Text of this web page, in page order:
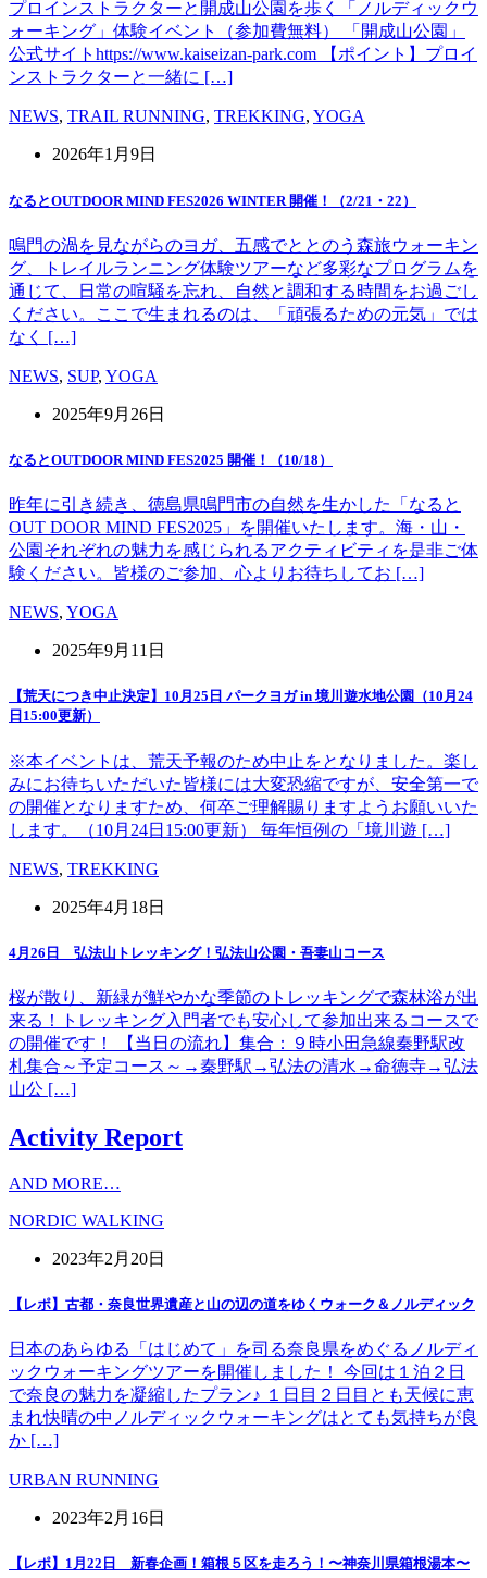
プロインストラクターと開成山公園を歩く「ノルディックウ
ォーキング」体験イベント（参加費無料） 「開成山公園」
公式サイトhttps://www.kaiseizan-park.com 【ポイント】プロイ
ンストラクターと一緒に […]
NEWS, TRAIL RUNNING, TREKKING, YOGA
2026年1月9日
なるとOUTDOOR MIND FES2026 WINTER 開催！（2/21・22）
鳴門の渦を見ながらのヨガ、五感でととのう森旅ウォーキン
グ、トレイルランニング体験ツアーなど多彩なプログラムを
通じて、日常の喧騒を忘れ、自然と調和する時間をお過ごし
ください。ここで生まれるのは、「頑張るための元気」では
なく […]
NEWS, SUP, YOGA
2025年9月26日
なるとOUTDOOR MIND FES2025 開催！（10/18）
昨年に引き続き、徳島県鳴門市の自然を生かした「なると
OUT DOOR MIND FES2025」を開催いたします。海・山・
公園それぞれの魅力を感じられるアクティビティを是非ご体
験ください。皆様のご参加、心よりお待ちしてお […]
NEWS, YOGA
2025年9月11日
【荒天につき中止決定】10月25日 パークヨガ in 境川遊水地公園（10月24
日15:00更新）
※本イベントは、荒天予報のため中止をとなりました。楽し
みにお待ちいただいた皆様には大変恐縮ですが、安全第一で
の開催となりますため、何卒ご理解賜りますようお願いいた
します。（10月24日15:00更新） 毎年恒例の「境川遊 […]
NEWS, TREKKING
2025年4月18日
4月26日 弘法山トレッキング！弘法山公園・吾妻山コース
桜が散り、新緑が鮮やかな季節のトレッキングで森林浴が出
来る！トレッキング入門者でも安心して参加出来るコースで
の開催です！ 【当日の流れ】集合：９時小田急線秦野駅改
札集合～予定コース～→秦野駅→弘法の清水→命徳寺→弘法
山公 […]
Activity Report
AND MORE…
NORDIC WALKING
2023年2月20日
【レポ】古都・奈良世界遺産と山の辺の道をゆくウォーク＆ノルディック
日本のあらゆる「はじめて」を司る奈良県をめぐるノルディ
ックウォーキングツアーを開催しました！ 今回は１泊２日
で奈良の魅力を凝縮したプラン♪ １日目２日目とも天候に恵
まれ快晴の中ノルディックウォーキングはとても気持ちが良
か […]
URBAN RUNNING
2023年2月16日
【レポ】1月22日 新春企画！箱根５区を走ろう！〜神奈川県箱根湯本〜